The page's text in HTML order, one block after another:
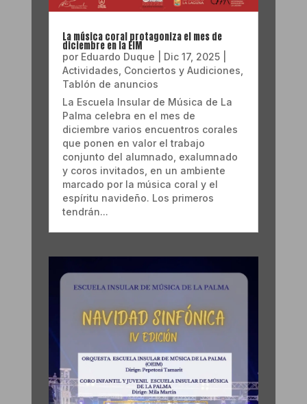
La música coral protagoniza el mes de
diciembre en la EIM
por Eduardo Duque Dic 17, 2025|
Actividades Conciertos y Audiciones
Tablón de anuncios
La Escuela Insular de Música de La
Palma celebra en el mes de
diciembre varios encuentros corales
que ponen en valor el trabajo
conjunto del alumnado, exalumnado
y coros invitados, en un ambiente
marcado por la música coral y el
espíritu navideño. Los primeros
tendrán...